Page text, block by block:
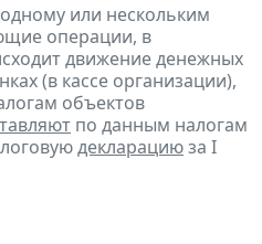
или нескольким
операции, в
движение денежных
(в кассе организации),
объектов
по данным налогам
декларациюза I